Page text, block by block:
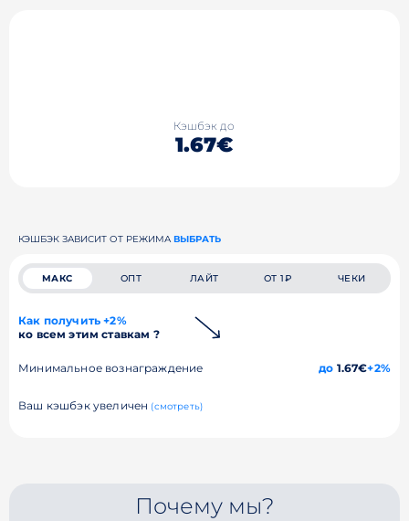
Кэшбэк до
1.67€
КЭШБЭК ЗАВИСИТ ОТ РЕЖИМА ВЫБРАТЬ
МАКС ОПТ ЛАЙТ ОТ 1₽ ЧЕКИ
Как получить +2%
ко всем этим ставкам ?
Минимальное вознаграждение до 1.67€+2%
Ваш кэшбэк увеличен (смотреть)
Почему мы?